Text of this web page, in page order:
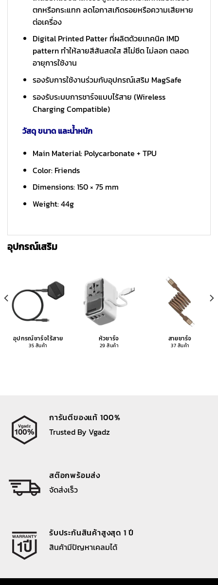
ตกหรือกระแทก ลดโอกาสเกิดรอยหรือความเสียหาย
ต่อเครื่อง
Digital Printed Patter ที่ผลิตด้วยเทคนิค IMD
pattern ทำให้ลายสีสันสดใส สีไม่ซีด ไม่ลอก ตลอด
อายุการใช้งาน
รองรับการใช้งานร่วมกับอุปกรณ์เสริม MagSafe
รองรับระบบการชาร์จแบบไร้สาย (Wireless
Charging Compatible)
วัสดุ ขนาด และน้ำหนัก
Main Material: Polycarbonate + TPU
Color: Friends
Dimensions: 150 × 75 mm
Weight: 44g
อุปกรณ์เสริม
อุปกรณ์ชาร์จไร้สาย
35 สินค้า
หัวชาร์จ
29 สินค้า
สายชาร์จ
37 สินค้า
การันตีของแท้ 100%
Trusted By Vgadz
สต๊อกพร้อมส่ง
จัดส่งเร็ว
รับประกันสินค้าสูงสุด 1 ปี
สินค้ามีปัญหาเคลมได้